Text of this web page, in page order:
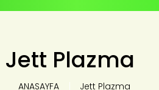
Jett Plazma
ANASAYFA Jett Plazma